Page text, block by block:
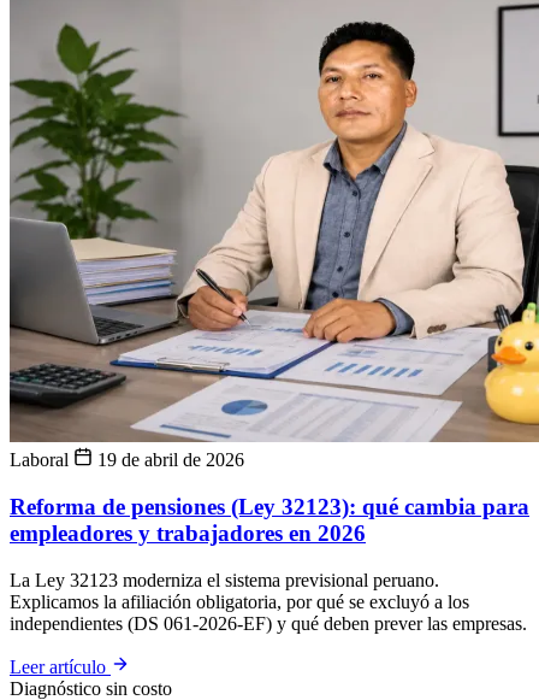
Laboral 19 de abril de 2026
Reforma de pensiones (Ley 32123): qué cambia para
empleadores y trabajadores en 2026
La Ley 32123 moderniza el sistema previsional peruano.
Explicamos la afiliación obligatoria, por qué se excluyó a los
independientes (DS 061-2026-EF) y qué deben prever las empresas.
Leer artículo
Diagnóstico sin costo